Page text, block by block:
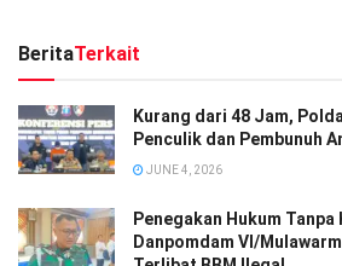
BeritaTerkait
Kurang dari 48 Jam,
Penculik dan Pembunuh
JUNE 4, 2026
Penegakan Hukum Tanpa
Danpomdam VI/